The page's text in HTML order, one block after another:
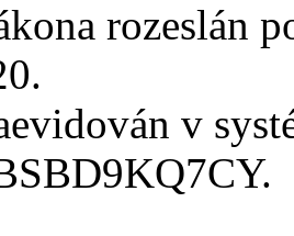
rozeslán
v